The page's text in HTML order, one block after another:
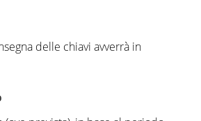
delle chiavi avverrà in